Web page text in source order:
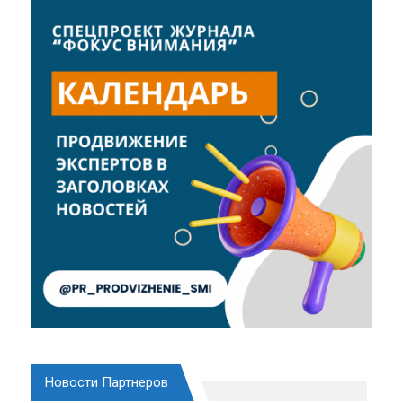
Новости Партнеров